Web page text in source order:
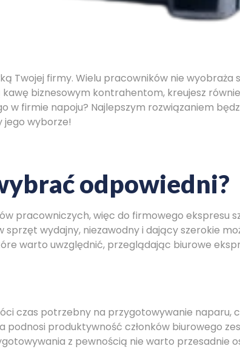
Twojej firmy. Wielu pracowników nie wyobraża
biznesowym kontrahentom, kreujesz
w firmie napoju? Najlepszym rozwiązaniem
jego wyborze!
odpowiedni?
pracowniczych, więc do firmowego ekspresu
wydajny, niezawodny i dający szerokie
warto uwzględnić, przeglądając biurowe
czas potrzebny na przygotowywanie naparu,
produktywność członków biurowego
z pewnością nie warto przesadnie